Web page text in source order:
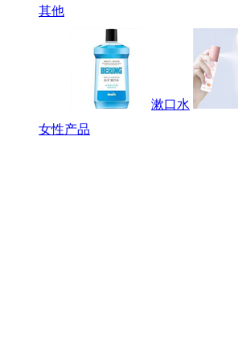
其他
漱口水
女性产品